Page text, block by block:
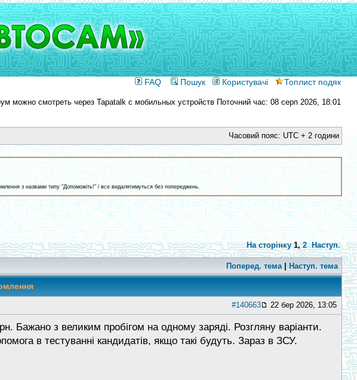
FAQ Пошук Користувачі Топлист подяк
Поточний час: 08 серп 2026, 18:01
Часовий пояс: UTC + 2 години
з назвами типу "Допоможіть!" і все видалятимуться без попереджень.
На сторінку 1,2 Наступ.
Поперед. тема| Наступ. тема
#140663 22 бер 2026, 13:05
Бажано з великим пробігом на одному заряді. Розгляну варіанти.
в тестуванні кандидатів, якщо такі будуть. Зараз в ЗСУ.